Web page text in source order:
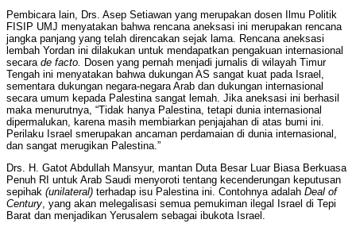
Pembicara lain, Drs. Asep Setiawan yang merupakan dosen Ilmu Politik
FISIP UMJ menyatakan bahwa rencana aneksasi ini merupakan rencana
jangka panjang yang telah direncakan sejak lama. Rencana aneksasi
lembah Yordan ini dilakukan untuk mendapatkan pengakuan internasional
secara de facto. Dosen yang pernah menjadi jurnalis di wilayah Timur
Tengah ini menyatakan bahwa dukungan AS sangat kuat pada Israel,
sementara dukungan negara-negara Arab dan dukungan internasional
secara umum kepada Palestina sangat lemah. Jika aneksasi ini berhasil
maka menurutnya, “Tidak hanya Palestina, tetapi dunia internasional
dipermalukan, karena masih membiarkan penjajahan di atas bumi ini.
Perilaku Israel smerupakan ancaman perdamaian di dunia internasional,
dan sangat merugikan Palestina.”
Drs. H. Gatot Abdullah Mansyur, mantan Duta Besar Luar Biasa Berkuasa
Penuh RI untuk Arab Saudi menyoroti tentang kecenderungan keputusan
sepihak (unilateral) terhadap isu Palestina ini. Contohnya adalah Deal of
Century, yang akan melegalisasi semua pemukiman ilegal Israel di Tepi
Barat dan menjadikan Yerusalem sebagai ibukota Israel.